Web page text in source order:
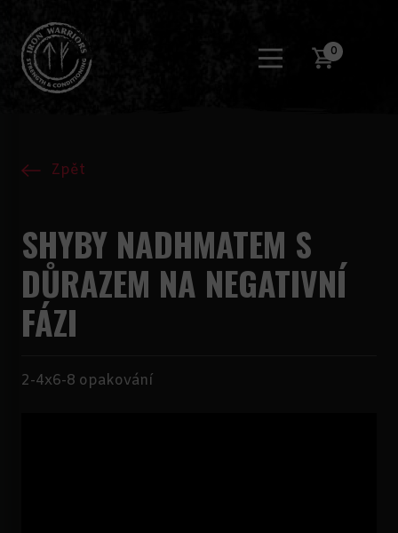
0
Zpět
SHYBY NADHMATEM S
DŮRAZEM NA NEGATIVNÍ
FÁZI
2-4x6-8 opakování